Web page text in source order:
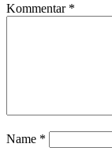
Kommentar *
Name *